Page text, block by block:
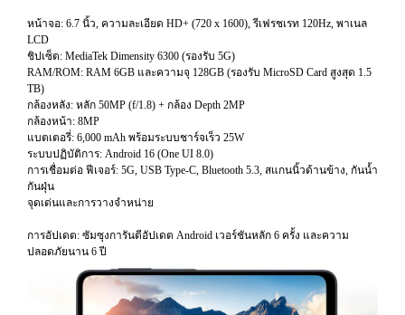
หน้าจอ: 6.7 นิ้ว, ความละเอียด HD+ (720 x 1600), รีเฟรชเรท 120Hz, พาเนล
LCD
ชิปเซ็ต: MediaTek Dimensity 6300 (รองรับ 5G)
RAM/ROM: RAM 6GB และความจุ 128GB (รองรับ MicroSD Card สูงสุด 1.5
TB)
กล้องหลัง: หลัก 50MP (f/1.8) + กล้อง Depth 2MP
กล้องหน้า: 8MP
แบตเตอรี่: 6,000 mAh พร้อมระบบชาร์จเร็ว 25W
ระบบปฏิบัติการ: Android 16 (One UI 8.0)
การเชื่อมต่อ ฟีเจอร์: 5G, USB Type-C, Bluetooth 5.3, สแกนนิ้วด้านข้าง, กันน้ำ
กันฝุ่น
จุดเด่นและการวางจำหน่าย
การอัปเดต: ซัมซุงการันตีอัปเดต Android เวอร์ชันหลัก 6 ครั้ง และความ
ปลอดภัยนาน 6 ปี